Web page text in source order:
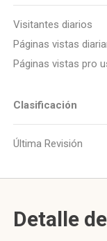
Visitantes diarios
Páginas vistas
Páginas vistas pro
Clasificación
Última Revisión
Detalle